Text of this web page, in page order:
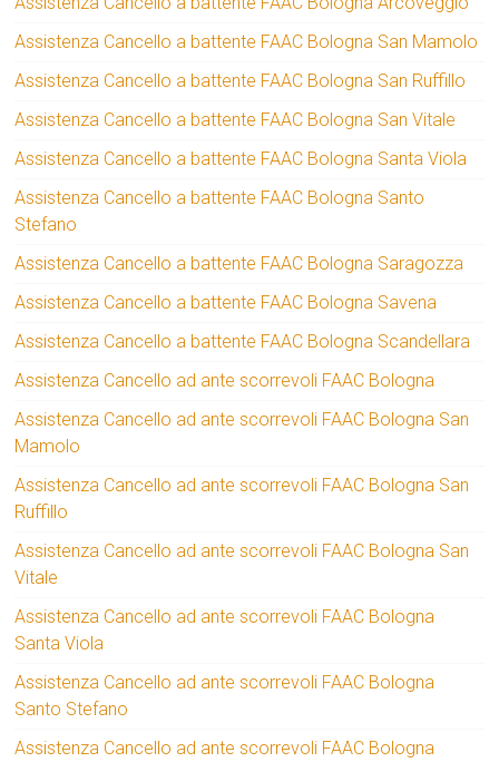
Assistenza Cancello a battente FAAC Bologna San Mamolo
Assistenza Cancello a battente FAAC Bologna San Ruffillo
Assistenza Cancello a battente FAAC Bologna San Vitale
Assistenza Cancello a battente FAAC Bologna Santa Viola
Assistenza Cancello a battente FAAC Bologna Santo
Stefano
Assistenza Cancello a battente FAAC Bologna Saragozza
Assistenza Cancello a battente FAAC Bologna Savena
Assistenza Cancello a battente FAAC Bologna Scandellara
Assistenza Cancello ad ante scorrevoli FAAC Bologna
Assistenza Cancello ad ante scorrevoli FAAC Bologna San
Mamolo
Assistenza Cancello ad ante scorrevoli FAAC Bologna San
Ruffillo
Assistenza Cancello ad ante scorrevoli FAAC Bologna San
Vitale
Assistenza Cancello ad ante scorrevoli FAAC Bologna
Santa Viola
Assistenza Cancello ad ante scorrevoli FAAC Bologna
Santo Stefano
Assistenza Cancello ad ante scorrevoli FAAC Bologna